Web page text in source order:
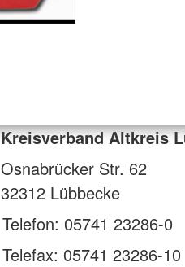
Kreisverband Altkreis
Osnabrücker Str. 62
32312 Lübbecke
Telefon: 05741 23286-0
Telefax: 05741 23286-10